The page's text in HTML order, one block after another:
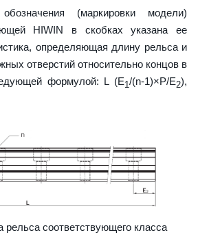
(маркировки модели)
HIWIN в скобках указана ее
определяющая длину рельса и
отверстий относительно концов в
формулой: L (E1/(n-1)×P/E2),
соответствующего класса